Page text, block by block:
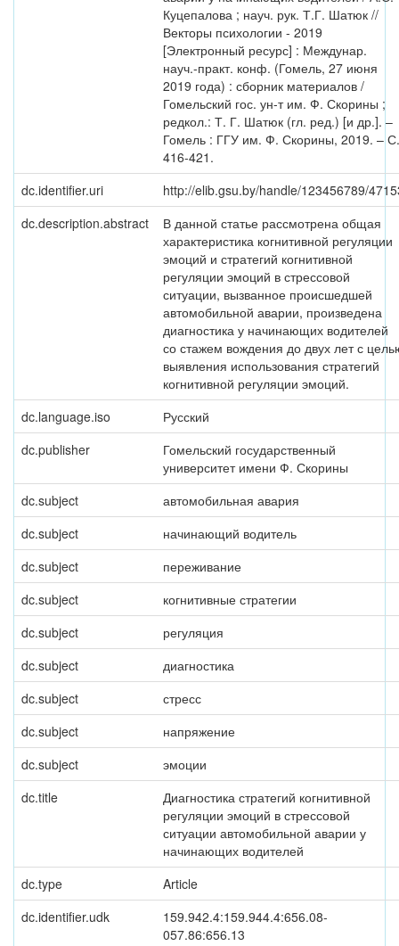
Куцепалова ; науч. рук. Т.Г. Шатюк //
Векторы психологии - 2019
[Электронный ресурс] : Междунар.
науч.-практ. конф. (Гомель, 27 июня
2019 года) : сборник материалов /
Гомельский гос. ун-т им. Ф. Скорины ;
редкол.: Т. Г. Шатюк (гл. ред.) [и др.]. –
Гомель : ГГУ им. Ф. Скорины, 2019. – С.
416-421.
dc.identifier.uri
http://elib.gsu.by/handle/123456789/
dc.description.abstract
В данной статье рассмотрена общая
характеристика когнитивной регуляции
эмоций и стратегий когнитивной
регуляции эмоций в стрессовой
ситуации, вызванное происшедшей
автомобильной аварии, произведена
диагностика у начинающих водителей
со стажем вождения до двух лет с
выявления использования стратегий
когнитивной регуляции эмоций.
dc.language.iso
Русский
dc.publisher
Гомельский государственный
университет имени Ф. Скорины
dc.subject
автомобильная авария
dc.subject
начинающий водитель
dc.subject
переживание
dc.subject
когнитивные стратегии
dc.subject
регуляция
dc.subject
диагностика
dc.subject
стресс
dc.subject
напряжение
dc.subject
эмоции
dc.title
Диагностика стратегий когнитивной
регуляции эмоций в стрессовой
ситуации автомобильной аварии у
начинающих водителей
dc.type
Article
dc.identifier.udk
159.942.4:159.944.4:656.08-
057.86:656.13